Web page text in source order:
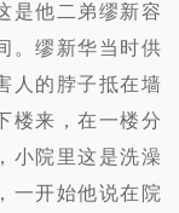
是他二弟缪新容
。缪新华当时供
人的脖子抵在墙
楼来，在一楼分
小院里这是洗澡
一开始他说在院